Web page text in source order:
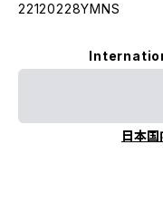
22120228YMNS
日本